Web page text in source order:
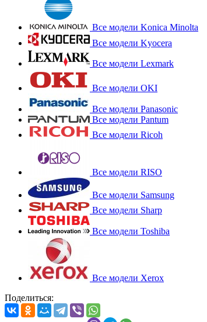
Все модели Konica Minolta
Все модели Kyocera
Все модели Lexmark
Все модели OKI
Все модели Panasonic
Все модели Pantum
Все модели Ricoh
Все модели RISO
Все модели Samsung
Все модели Sharp
Все модели Toshiba
Все модели Xerox
Поделиться: